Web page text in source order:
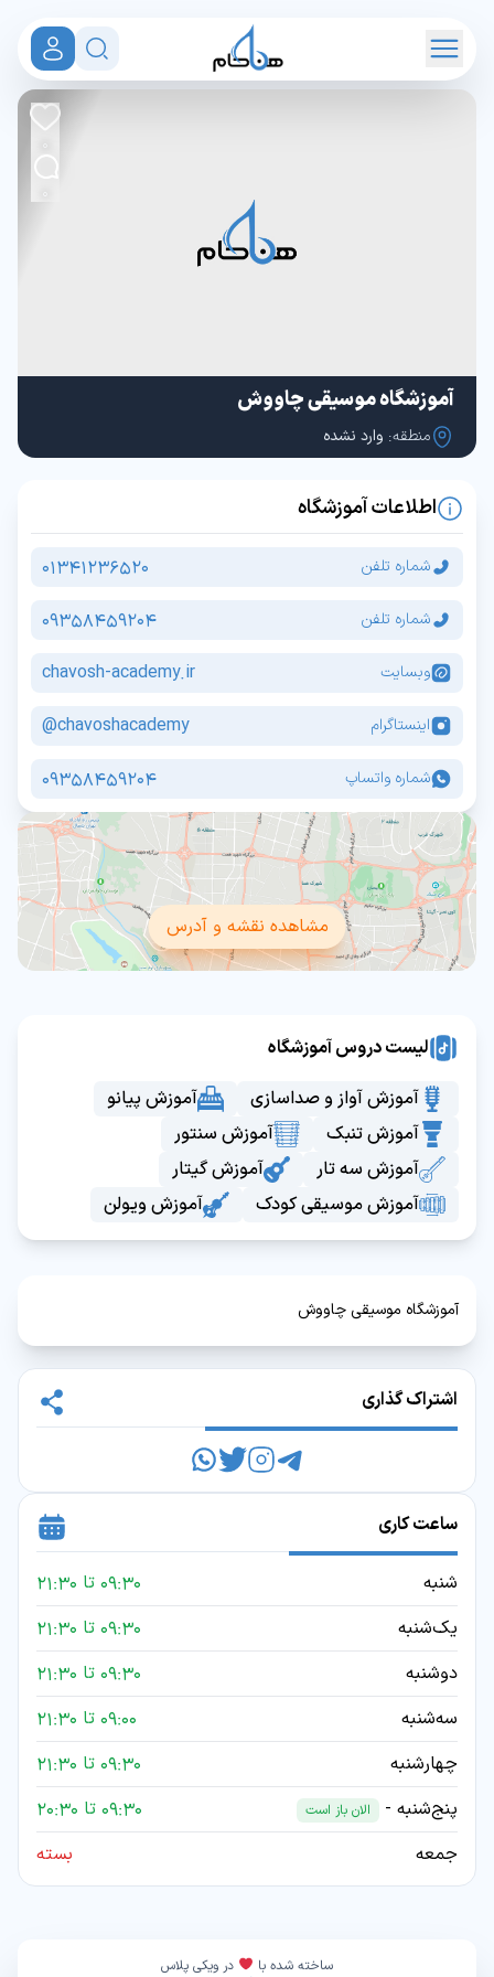
آموزشگاه موسیقی چاووش
منطقه: وارد نشده
اطلاعات آموزشگاه
شماره تلفن 01341236520
شماره تلفن 09358459204
وبسایت chavosh-academy.ir
اینستاگرام chavoshacademy@
شماره واتساپ 09358459204
مشاهده نقشه و آدرس
لیست دروس آموزشگاه
آموزش آواز و صداسازی
آموزش پیانو
آموزش تنبک
آموزش سنتور
آموزش سه تار
آموزش گیتار
آموزش موسیقی کودک
آموزش ویولن
آموزشگاه موسیقی چاووش
اشتراک گذاری
ساعت کاری
شنبه
09:30 تا 21:30
یک‌شنبه
09:30 تا 21:30
دوشنبه
09:30 تا 21:30
سه‌شنبه
09:00 تا 21:30
چهارشنبه
09:30 تا 21:30
پنج‌شنبه -
الان باز است
09:30 تا 20:30
جمعه
بسته
ساخته شده با در ویکی پلاس